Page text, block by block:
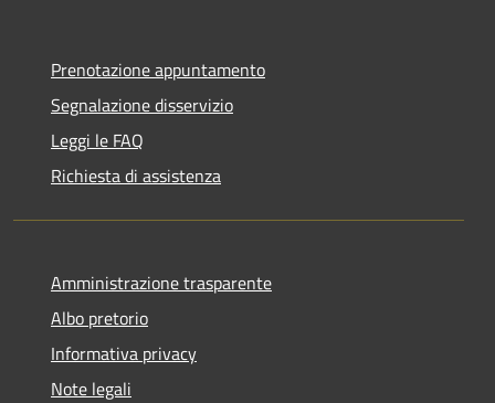
Prenotazione appuntamento
Segnalazione disservizio
Leggi le FAQ
Richiesta di assistenza
Amministrazione trasparente
Albo pretorio
Informativa privacy
Note legali